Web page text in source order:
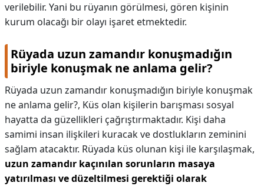
verilebilir. Yani bu rüyanın görülmesi, gören kişinin
kurum olacağı bir olayı işaret etmektedir.
Rüyada uzun zamandır konuşmadığın
biriyle konuşmak ne anlama gelir?
Rüyada uzun zamandır konuşmadığın biriyle konuşmak
ne anlama gelir?, Küs olan kişilerin barışması sosyal
hayatta da güzellikleri çağrıştırmaktadır. Kişi daha
samimi insan ilişkileri kuracak ve dostlukların zeminini
sağlam atacaktır. Rüyada küs olunan kişi ile karşılaşmak,
uzun zamandır kaçınılan sorunların masaya
yatırılması ve düzeltilmesi gerektiği olarak